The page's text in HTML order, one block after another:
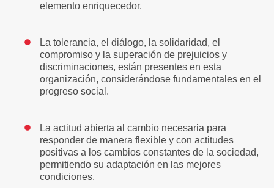
elemento enriquecedor.
La tolerancia, el diálogo, la solidaridad, el
compromiso y la superación de prejuicios y
discriminaciones, están presentes en esta
organización, considerándose fundamentales en el
progreso social.
La actitud abierta al cambio necesaria para
responder de manera flexible y con actitudes
positivas a los cambios constantes de la sociedad,
permitiendo su adaptación en las mejores
condiciones.